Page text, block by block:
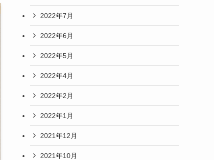
2022年7月
2022年6月
2022年5月
2022年4月
2022年2月
2022年1月
2021年12月
2021年10月